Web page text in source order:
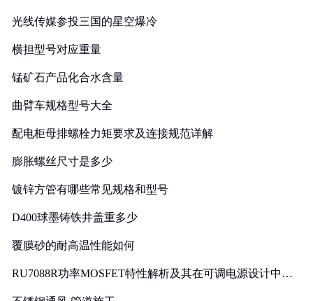
光线传媒参投三国的星空爆冷
横担型号对应重量
锰矿石产品化合水含量
曲臂车规格型号大全
配电柜母排螺栓力矩要求及连接规范详解
膨胀螺丝尺寸是多少
镀锌方管有哪些常见规格和型号
D400球墨铸铁井盖重多少
覆膜砂的耐高温性能如何
RU7088R功率MOSFET特性解析及其在可调电源设计中的